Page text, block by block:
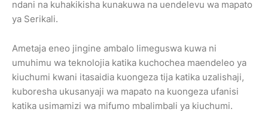
ndani na kuhakikisha kunakuwa na uendelevu wa mapato
ya Serikali.
Ametaja eneo jingine ambalo limeguswa kuwa ni
umuhimu wa teknolojia katika kuchochea maendeleo ya
kiuchumi kwani itasaidia kuongeza tija katika uzalishaji,
kuboresha ukusanyaji wa mapato na kuongeza ufanisi
katika usimamizi wa mifumo mbalimbali ya kiuchumi.